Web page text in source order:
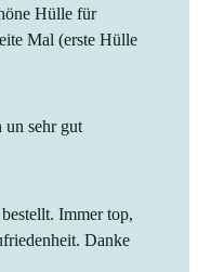
Hülle für
Mal (erste Hülle
sehr gut
Immer top,
Danke